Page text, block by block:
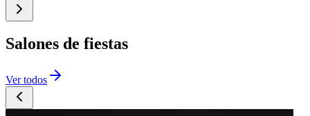
Salones de fiestas
Ver todos